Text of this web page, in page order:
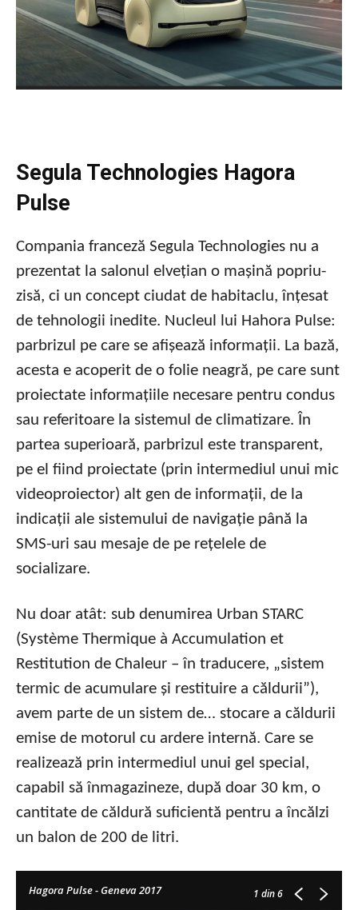
Segula Technologies Hagora
Pulse
Compania franceză Segula Technologies nu a
prezentat la salonul elvețian o mașină popriu-
zisă, ci un concept ciudat de habitaclu, înțesat
de tehnologii inedite. Nucleul lui Hahora Pulse:
parbrizul pe care se afișează informații. La bază,
acesta e acoperit de o folie neagră, pe care sunt
proiectate informațiile necesare pentru condus
sau referitoare la sistemul de climatizare. În
partea superioară, parbrizul este transparent,
pe el fiind proiectate (prin intermediul unui mic
videoproiector) alt gen de informații, de la
indicații ale sistemului de navigație până la
SMS-uri sau mesaje de pe rețelele de
socializare.
Nu doar atât: sub denumirea Urban STARC
(Système Thermique à Accumulation et
Restitution de Chaleur – în traducere, „sistem
termic de acumulare și restituire a căldurii”),
avem parte de un sistem de… stocare a căldurii
emise de motorul cu ardere internă. Care se
realizează prin intermediul unui gel special,
capabil să înmagazineze, după doar 30 km, o
cantitate de căldură suficientă pentru a încălzi
un balon de 200 de litri.
Hagora Pulse - Geneva 2017 1 din 6